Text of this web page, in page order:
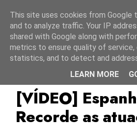
Benidorm Fest 2023
[VÍDEO]
Recorde as
This site uses cookies from Google
and to analyze traffic. Your IP
shared with Google along with
metrics to ensure quality of service,
statistics, and to detect and
LEARN MORE